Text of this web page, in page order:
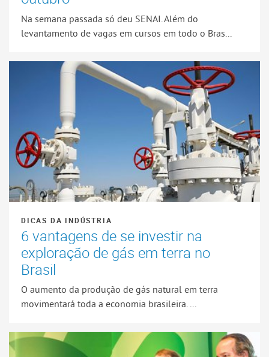
Na semana passada só deu SENAI. Além do
levantamento de vagas em cursos em todo o Bras...
DICAS DA INDÚSTRIA
6 vantagens de se investir na
exploração de gás em terra no
Brasil
O aumento da produção de gás natural em terra
movimentará toda a economia brasileira. ...